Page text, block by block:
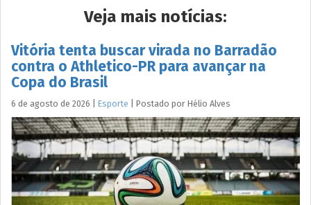
Veja mais notícias:
Vitória tenta buscar virada no Barradão
contra o Athletico-PR para avançar na
Copa do Brasil
6 de agosto de 2026 Esporte Postado por Hélio Alves